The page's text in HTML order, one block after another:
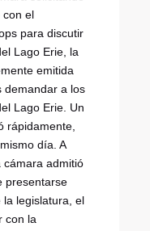
con el
para discutir
Lago Erie, la
emitida
demandar a los
Lago Erie. Un
rápidamente,
día. A
cámara admitió
presentarse
legislatura, el
con la